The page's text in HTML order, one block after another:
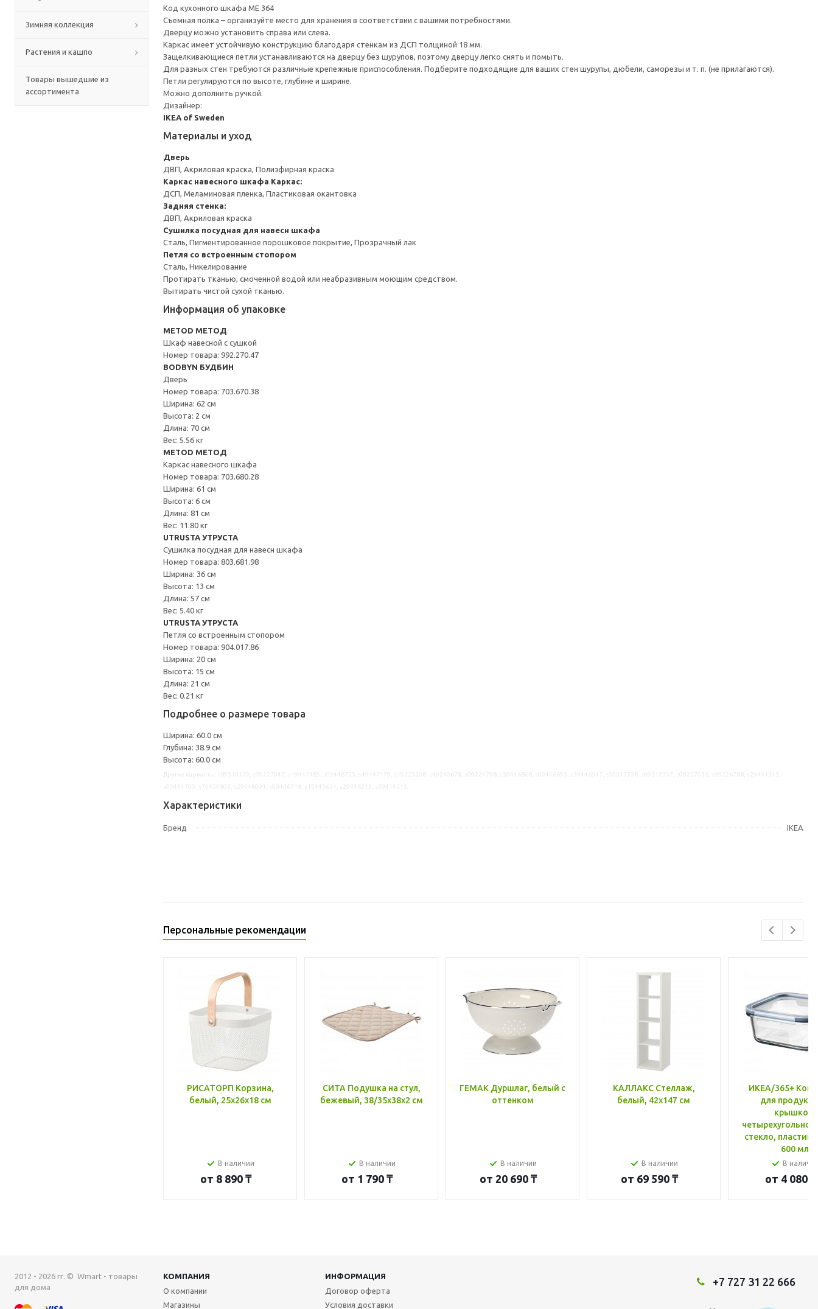
Зимняя коллекция
Растения и кашпо
Товары вышедшие из
ассортимента
Код кухонного шкафа ME 364
Съемная полка – организуйте место для хранения в соответствии с вашими потребностями.
Дверцу можно установить справа или слева.
Каркас имеет устойчивую конструкцию благодаря стенкам из ДСП толщиной 18 мм.
Защелкивающиеся петли устанавливаются на дверцу без шурупов, поэтому дверцу легко снять и помыть.
Для разных стен требуются различные крепежные приспособления. Подберите подходящие для ваших стен шурупы, дюбели, саморезы и т. п. (не прилагаются).
Петли регулируются по высоте, глубине и ширине.
Можно дополнить ручкой.
Дизайнер:
IKEA of Sweden
Материалы и уход
Дверь
ДВП, Акриловая краска, Полиэфирная краска
Каркас навесного шкафа Каркас:
ДСП, Меламиновая пленка, Пластиковая окантовка
Задняя стенка:
ДВП, Акриловая краска
Сушилка посудная для навесн шкафа
Сталь, Пигментированное порошковое покрытие, Прозрачный лак
Петля со встроенным стопором
Сталь, Никелирование
Протирать тканью, смоченной водой или неабразивным моющим средством.
Вытирать чистой сухой тканью.
Информация об упаковке
METOD МЕТОД
Шкаф навесной с сушкой
Номер товара: 992.270.47
BODBYN БУДБИН
Дверь
Номер товара: 703.670.38
Ширина: 62 см
Высота: 2 см
Длина: 70 см
Вес: 5.56 кг
METOD МЕТОД
Каркас навесного шкафа
Номер товара: 703.680.28
Ширина: 61 см
Высота: 6 см
Длина: 81 см
Вес: 11.80 кг
UTRUSTA УТРУСТА
Сушилка посудная для навесн шкафа
Номер товара: 803.681.98
Ширина: 36 см
Высота: 13 см
Длина: 57 см
Вес: 5.40 кг
UTRUSTA УТРУСТА
Петля со встроенным стопором
Номер товара: 904.017.86
Ширина: 20 см
Высота: 15 см
Длина: 21 см
Вес: 0.21 кг
Подробнее о размере товара
Ширина: 60.0 см
Глубина: 38.9 см
Высота: 60.0 см
Характеристики
Бренд IKEA
Персональные рекомендации
РИСАТОРП Корзина,
белый, 25x26x18 см
В наличии
от 8 890 ₸
СИТА Подушка на стул,
бежевый, 38/35x38x2 см
В наличии
от 1 790 ₸
ГЕМАК Дуршлаг, белый с
оттенком
В наличии
от 20 690 ₸
КАЛЛАКС Стеллаж,
белый, 42x147 см
В наличии
от 69 590 ₸
ИКЕА/365+
для
крышкой,
стекло, пластик
600 мл
В
от 4 080 ₸
2012 - 2026 гг. © Wmart - товары
для дома
КОМПАНИЯ
ИНФОРМАЦИЯ
О компании
Магазины
Договор оферта
Условия доставки
+7 727 31 22 666